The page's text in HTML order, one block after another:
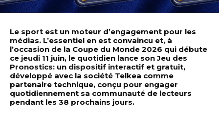
Le sport est un moteur d’engagement pour les
médias. L’essentiel en est convaincu et, à
l’occasion de la Coupe du Monde 2026 qui débute
ce jeudi 11 juin, le quotidien lance son Jeu des
Pronostics: un dispositif interactif et gratuit,
développé avec la société Telkea comme
partenaire technique, conçu pour engager
quotidiennement sa communauté de lecteurs
pendant les 38 prochains jours.